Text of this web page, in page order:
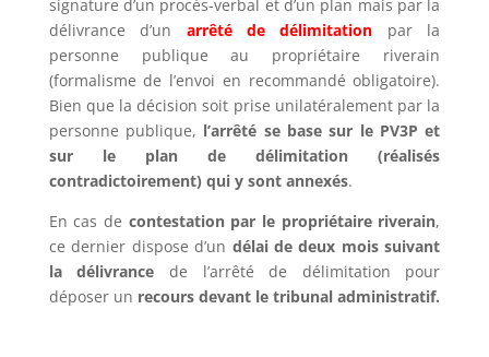
signature d’un procès-verbal et d’un plan mais par la
délivrance d’un arrêté de délimitation par la
personne publique au propriétaire riverain
(formalisme de l’envoi en recommandé obligatoire).
Bien que la décision soit prise unilatéralement par la
personne publique, l’arrêté se base sur le PV3P et
sur le plan de délimitation (réalisés
contradictoirement) qui y sont annexés.
En cas de contestation par le propriétaire riverain,
ce dernier dispose d’un délai de deux mois suivant
la délivrance de l’arrêté de délimitation pour
déposer un recours devant le tribunal administratif.